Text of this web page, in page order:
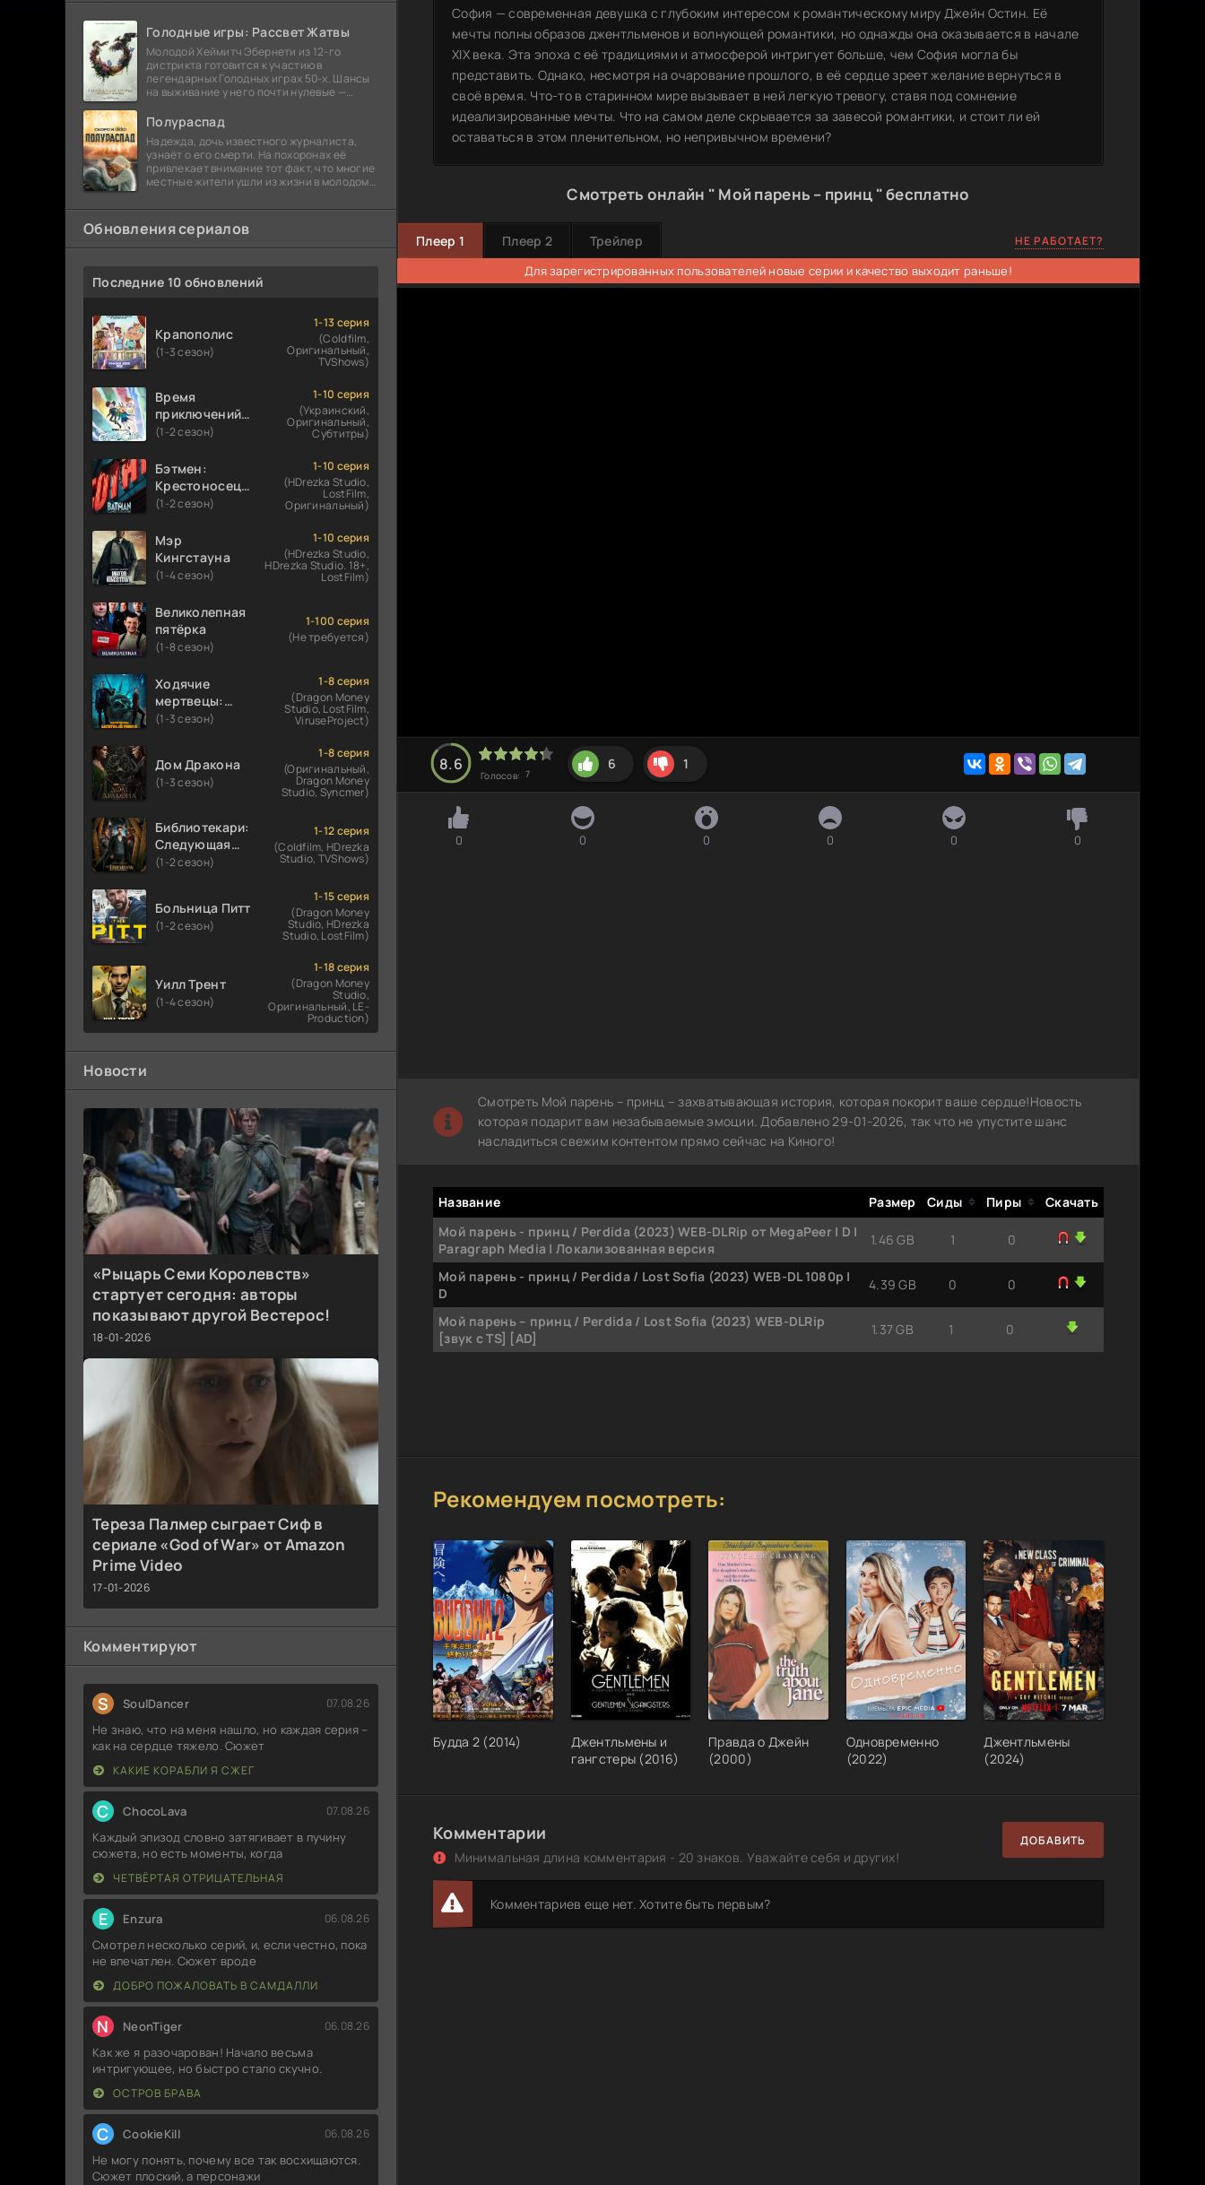
Голодные игры: Рассвет Жатвы
Молодой Хеймитч Эбернети из 12-го
дистрикта готовится к участию в
легендарных Голодных играх 50-х. Шансы
на выживание у него почти нулевые —
победу еще сорок
Полураспад
Надежда, дочь известного журналиста,
узнаёт о его смерти. На похоронах её
привлекает внимание тот факт, что многие
местные жители ушли из жизни в молодом
бомбы
Обновления сериалов
Последние 10 обновлений
Крапополис
(1-3 сезон)
1-13 серия
(Coldfilm,
Оригинальный,
TVShows)
Время
приключений:
Фионна и Кейк
(1-2 сезон)
1-10 серия
(Украинский,
Оригинальный,
Субтитры)
Бэтмен:
Крестоносец в
плаще
(1-2 сезон)
1-10 серия
(HDrezka Studio,
LostFilm,
Оригинальный)
Мэр
Кингстауна
(1-4 сезон)
1-10 серия
(HDrezka Studio,
HDrezka Studio. 18+,
LostFilm)
Великолепная
пятёрка
(1-8 сезон)
1-100 серия
(Не требуется)
Ходячие
мертвецы:
Мертвый
(1-3 сезон)
1-8 серия
(Dragon Money
Studio, LostFilm,
ViruseProject)
Дом Дракона
(1-3 сезон)
1-8 серия
(Оригинальный,
Dragon Money
Studio, Syncmer)
Библиотекари:
Следующая
глава
(1-2 сезон)
1-12 серия
(Coldfilm, HDrezka
Studio, TVShows)
Больница Питт
(1-2 сезон)
1-15 серия
(Dragon Money
Studio, HDrezka
Studio, LostFilm)
Уилл Трент
(1-4 сезон)
1-18 серия
(Dragon Money
Studio,
Оригинальный, LE-
Production)
Новости
«Рыцарь Семи Королевств»
стартует сегодня: авторы
показывают другой Вестерос!
18-01-2026
Тереза Палмер сыграет Сиф в
сериале «God of War» от Amazon
Prime Video
17-01-2026
Комментируют
S SoulDancer 07.08.26
Не знаю, что на меня нашло, но каждая серия –
как на сердце тяжело. Сюжет
КАКИЕ КОРАБЛИ Я СЖЕГ
C ChocoLava 07.08.26
Каждый эпизод словно затягивает в пучину
сюжета, но есть моменты, когда
ЧЕТВЁРТАЯ ОТРИЦАТЕЛЬНАЯ
E Enzura 06.08.26
Смотрел несколько серий, и, если честно, пока
не впечатлен. Сюжет вроде
ДОБРО ПОЖАЛОВАТЬ В САМДАЛЛИ
N NeonTiger 06.08.26
Как же я разочарован! Начало весьма
интригующее, но быстро стало скучно.
ОСТРОВ БРАВА
C CookieKill 06.08.26
Не могу понять, почему все так восхищаются.
Сюжет плоский, а персонажи
София — современная девушка с глубоким интересом к романтическому миру Джейн Остин. Её
мечты полны образов джентльменов и волнующей романтики, но однажды она оказывается в начале
XIX века. Эта эпоха с её традициями и атмосферой интригует больше, чем София могла бы
представить. Однако, несмотря на очарование прошлого, в её сердце зреет желание вернуться в
своё время. Что-то в старинном мире вызывает в ней легкую тревогу, ставя под сомнение
идеализированные мечты. Что на самом деле скрывается за завесой романтики, и стоит ли ей
оставаться в этом пленительном, но непривычном времени?
Смотреть онлайн " Мой парень – принц " бесплатно
Плеер 1 Плеер 2 Трейлер НЕ РАБОТАЕТ?
Для зарегистрированных пользователей новые серии и качество выходит раньше!
8.6
Голосов: 7
6 1
0 0 0 0 0 0
Смотреть Мой парень – принц – захватывающая история, которая покорит ваше сердце!Новость
которая подарит вам незабываемые эмоции. Добавлено 29-01-2026, так что не упустите шанс
насладиться свежим контентом прямо сейчас на Киного!
Название Размер Сиды Пиры
Скачать
Мой парень - принц / Perdida (2023) WEB-DLRip от MegaPeer | D |
Paragraph Media | Локализованная версия
1.46 GB 1 0
Мой парень - принц / Perdida / Lost Sofia (2023) WEB-DL 1080p |
D
4.39 GB 0 0
Мой парень – принц / Perdida / Lost Sofia (2023) WEB-DLRip
[звук с TS] [AD]
1.37 GB 1 0
Рекомендуем посмотреть:
Будда 2 (2014)
Джентльмены и
гангстеры (2016)
Правда о Джейн
(2000)
Одновременно
(2022)
Джентльмены
(2024)
Комментарии
Минимальная длина комментария - 20 знаков. Уважайте себя и других!
ДОБАВИТЬ
Комментариев еще нет. Хотите быть первым?